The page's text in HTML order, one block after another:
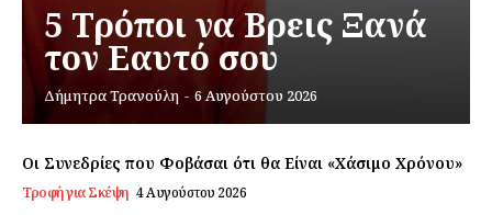
Εγγραφείτε τώρα!
5 Τρόποι να Βρεις Ξανά
τον Εαυτό σου
Δήμητρα Τρανούλη - 6 Αυγούστου 2026
Οι Συνεδρίες που Φοβάσαι ότι θα Είναι «Χάσιμο Χρόνου»
Τροφή για Σκέψη 4 Αυγούστου 2026